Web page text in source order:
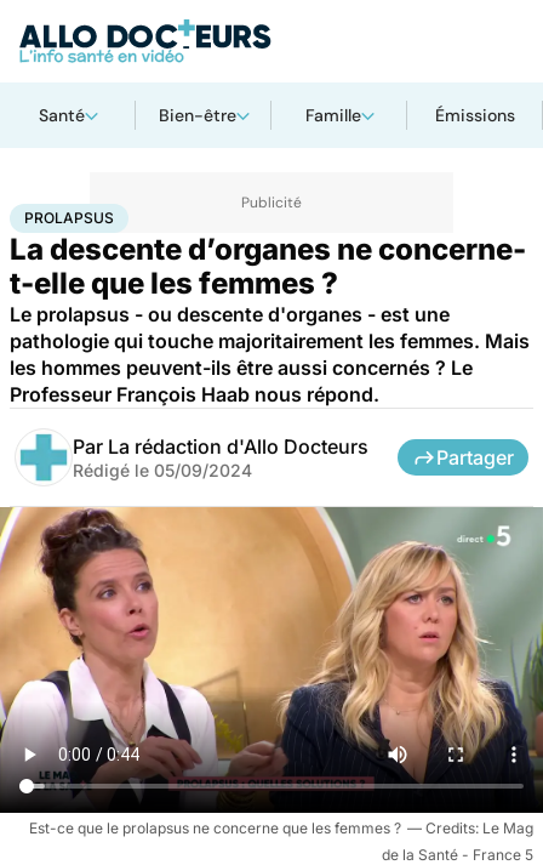
Santé Bien-être Famille Émissions
AccueilSantéProlapsus
PROLAPSUS
La descente d’organes ne concerne-
t-elle que les femmes ?
Le prolapsus - ou descente d'organes - est une
pathologie qui touche majoritairement les femmes. Mais
les hommes peuvent-ils être aussi concernés ? Le
Professeur François Haab nous répond.
Par La rédaction d'Allo Docteurs
Rédigé le 05/09/2024
Partager
Est-ce que le prolapsus ne concerne que les femmes ?
Le Mag
de la Santé - France 5